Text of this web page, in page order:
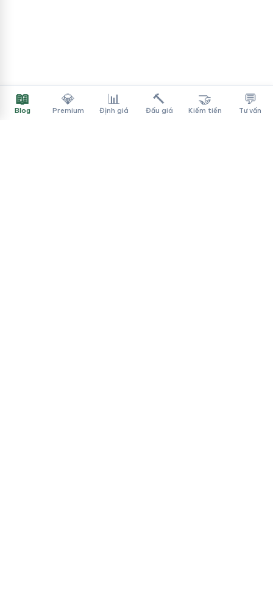
📖
Blog
💎
Premium
📊
Định giá
🔨
Đấu giá
🤝
Kiếm tiền
💬
Tư vấn